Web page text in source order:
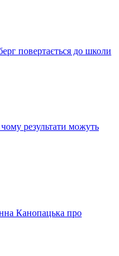
повертається до школи
результати можуть
Канопацька про